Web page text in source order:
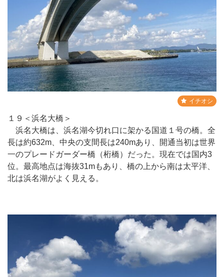
イチオシ
１９＜浜名大橋＞
浜名大橋は、浜名湖今切れ口に架かる国道１号の橋。全
長は約632m、中央の支間長は240mあり、開通当初は世界
一のプレードガーダー橋（桁橋）だった。現在では国内3
位。最高地点は海抜31mもあり、橋の上から南は太平洋、
北は浜名湖がよく見える。